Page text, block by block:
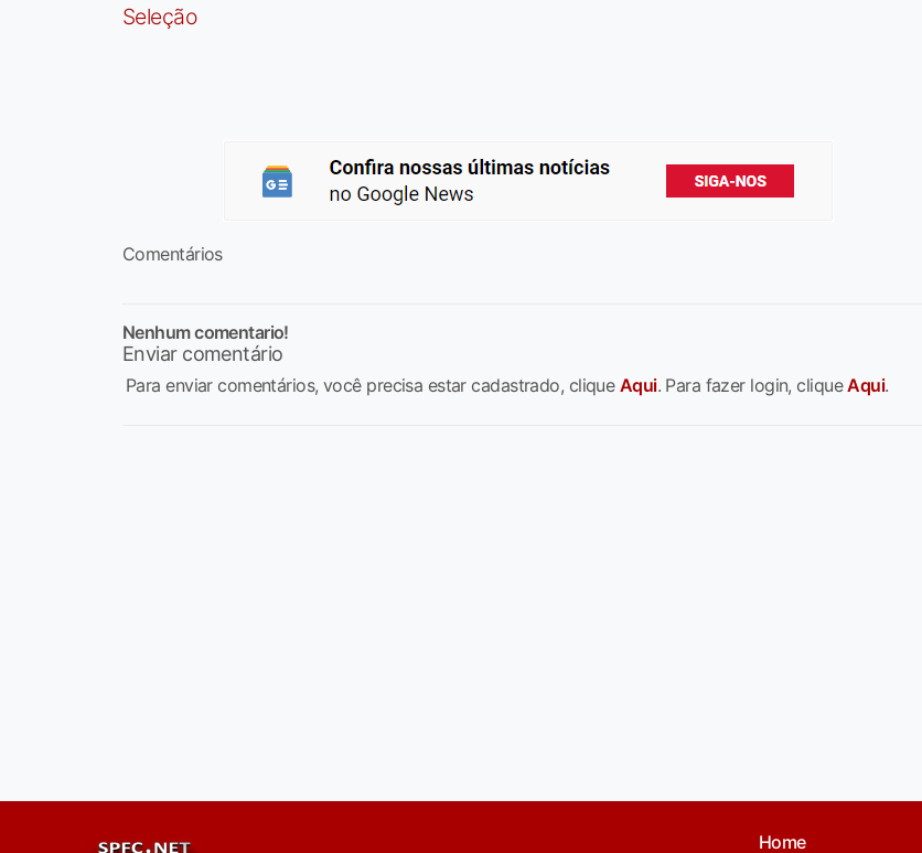
Seleção
Comentários
Nenhum comentario!
Enviar comentário
Para enviar comentários, você precisa estar cadastrado, clique Aqui. Para fazer login, cliqueAqui.
Home